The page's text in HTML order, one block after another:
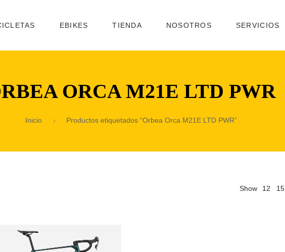
EBIKES TIENDA NOSOTROS SERVICIOS
ORCA M21E LTD PWR
Inicio Productos etiquetados “Orbea Orca M21E LTD PWR”
Show 12 15